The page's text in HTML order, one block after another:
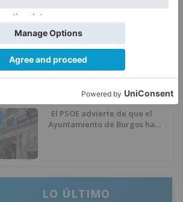
para impulsar plantas solares
Herido un hombre de 35 años
que iba en silla de ruedas tras
ser atropellado en Burgos
El PSOE advierte de que el
Ayuntamiento de Burgos ha
LO ÚLTIMO